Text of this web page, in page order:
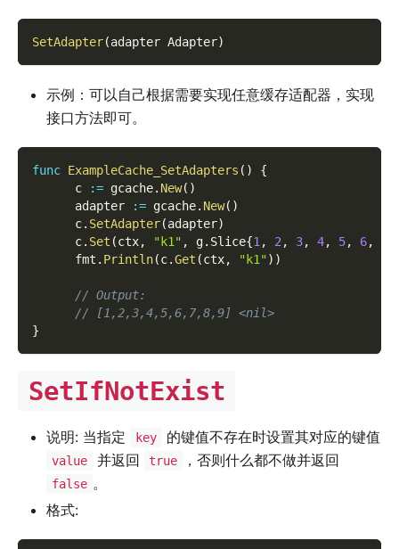
SetAdapter(adapter Adapter)
示例：可以自己根据需要实现任意缓存适配器，实现
接口方法即可。
func ExampleCache_SetAdapters ( )
{
      c
:= gcache. New( )
      adapter
:= gcache. New( )
      c
. SetAdapter(adapter)
      c
. Set (ctx, "k1" , g. Slice{1 , 2 , 3, 4, 5, 6,
      fmt
. Println(c.Get (ctx, "k1") )
// Output:
// [1,2,3,4,5,6,7,8,9] <nil>
}
SetIfNotExist
说明: 当指定 key 的键值不存在时设置其对应的键值
value 并返回 true ，否则什么都不做并返回
false 。
格式: